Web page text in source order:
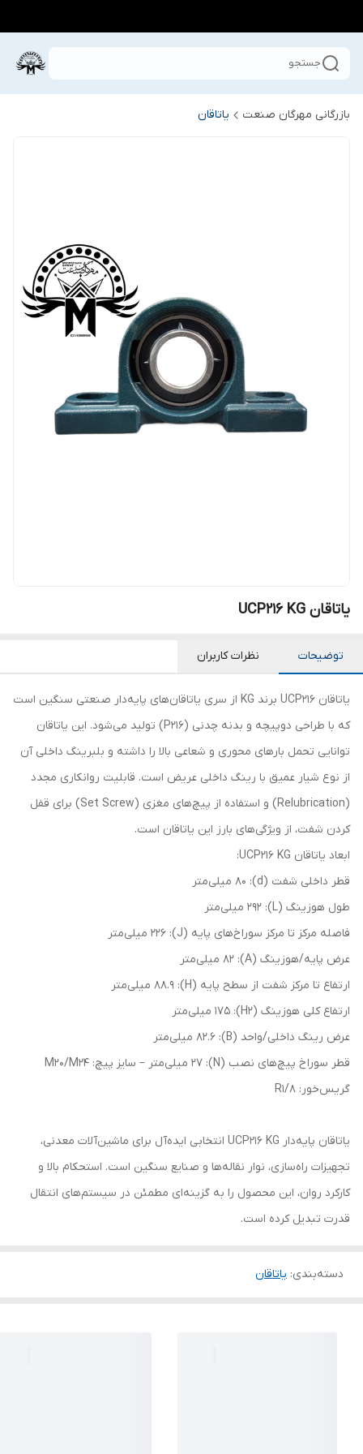
جستجو
بازرگانی مهرگان صنعت یاتاقان
یاتاقان UCP216 KG
توضیحات نظرات کاربران
یاتاقان UCP216 برند KG از سری یاتاقان‌های پایه‌دار صنعتی سنگین است
که با طراحی دوپیچه و بدنه چدنی (P216) تولید می‌شود. این یاتاقان
توانایی تحمل بارهای محوری و شعاعی بالا را داشته و بلبرینگ داخلی آن
از نوع شیار عمیق با رینگ داخلی عریض است. قابلیت روانکاری مجدد
(Relubrication) و استفاده از پیچ‌های مغزی (Set Screw) برای قفل
کردن شفت، از ویژگی‌های بارز این یاتاقان است.
ابعاد یاتاقان UCP216 KG:
قطر داخلی شفت (d): 80 میلی‌متر
طول هوزینگ (L): 292 میلی‌متر
فاصله مرکز تا مرکز سوراخ‌های پایه (J): 226 میلی‌متر
عرض پایه/هوزینگ (A): 82 میلی‌متر
ارتفاع تا مرکز شفت از سطح پایه (H): 88.9 میلی‌متر
ارتفاع کلی هوزینگ (H2): 175 میلی‌متر
عرض رینگ داخلی/واحد (B): 82.6 میلی‌متر
قطر سوراخ پیچ‌های نصب (N): 27 میلی‌متر – سایز پیچ: M20/M24
گریس‌خور: R1/8
یاتاقان پایه‌دار UCP216 KG انتخابی ایده‌آل برای ماشین‌آلات معدنی،
تجهیزات راه‌سازی، نوار نقاله‌ها و صنایع سنگین است. استحکام بالا و
کارکرد روان، این محصول را به گزینه‌ای مطمئن در سیستم‌های انتقال
قدرت تبدیل کرده است.
دسته‌بندی: یاتاقان